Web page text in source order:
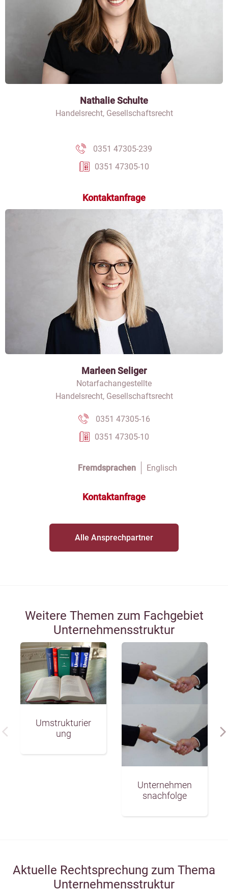
Nathalie Schulte
Handelsrecht, Gesellschaftsrecht
0351 47305-239
0351 47305-10
Kontaktanfrage
Marleen Seliger
Notarfachangestellte
Handelsrecht, Gesellschaftsrecht
0351 47305-16
0351 47305-10
Fremdsprachen Englisch
Kontaktanfrage
Alle Ansprechpartner
Weitere Themen zum Fachgebiet
Unternehmensstruktur
Umstrukturier
ung
Unternehmen
snachfolge
Aktuelle Rechtsprechung zum Thema
Unternehmensstruktur